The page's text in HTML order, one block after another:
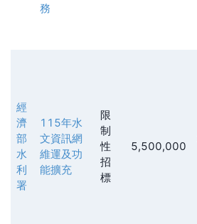
務
經
濟
部
水
利
署
115年水
文資訊網
維運及功
能擴充
限
制
性
招
標
5,500,000